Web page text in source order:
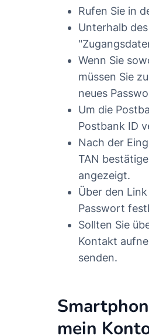
Rufen Sie in
Unterhalb
Wenn Sie
müssen Sie
neues
Um die
Postbank ID
Nach der
TAN
angezeigt.
Über den
Passwort
Sollten Sie
Kontakt
senden.
mein